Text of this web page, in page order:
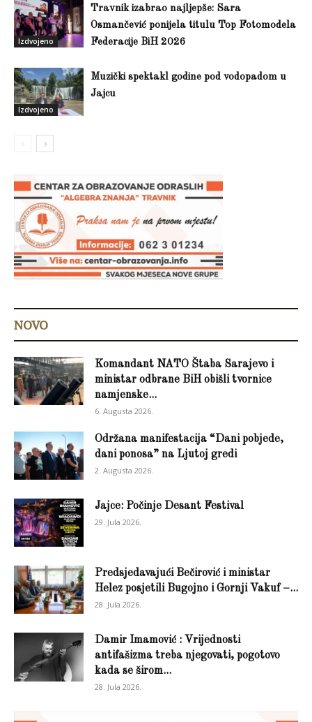
Izdvojeno
Travnik izabrao najljepše: Sara
Osmančević ponijela titulu Top Fotomodela
Federacije BiH 2026
Izdvojeno
Muzički spektakl godine pod vodopadom u
Jajcu
NOVO
Komandant NATO Štaba Sarajevo i
ministar odbrane BiH obišli tvornice
namjenske...
6. Augusta 2026.
Održana manifestacija “Dani pobjede,
dani ponosa” na Ljutoj gredi
2. Augusta 2026.
Jajce: Počinje Desant Festival
29. Jula 2026.
Predsjedavajući Bečirović i ministar
Helez posjetili Bugojno i Gornji Vakuf –...
28. Jula 2026.
Damir Imamović : Vrijednosti
antifašizma treba njegovati, pogotovo
kada se širom...
28. Jula 2026.